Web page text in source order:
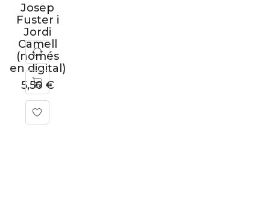
Josep
Fuster i
Jordi
Camell
(només
en digital)
5,50 €